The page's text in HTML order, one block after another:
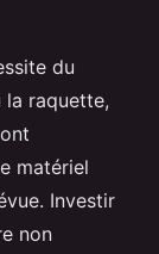
du
la raquette,
matériel
Investir
non